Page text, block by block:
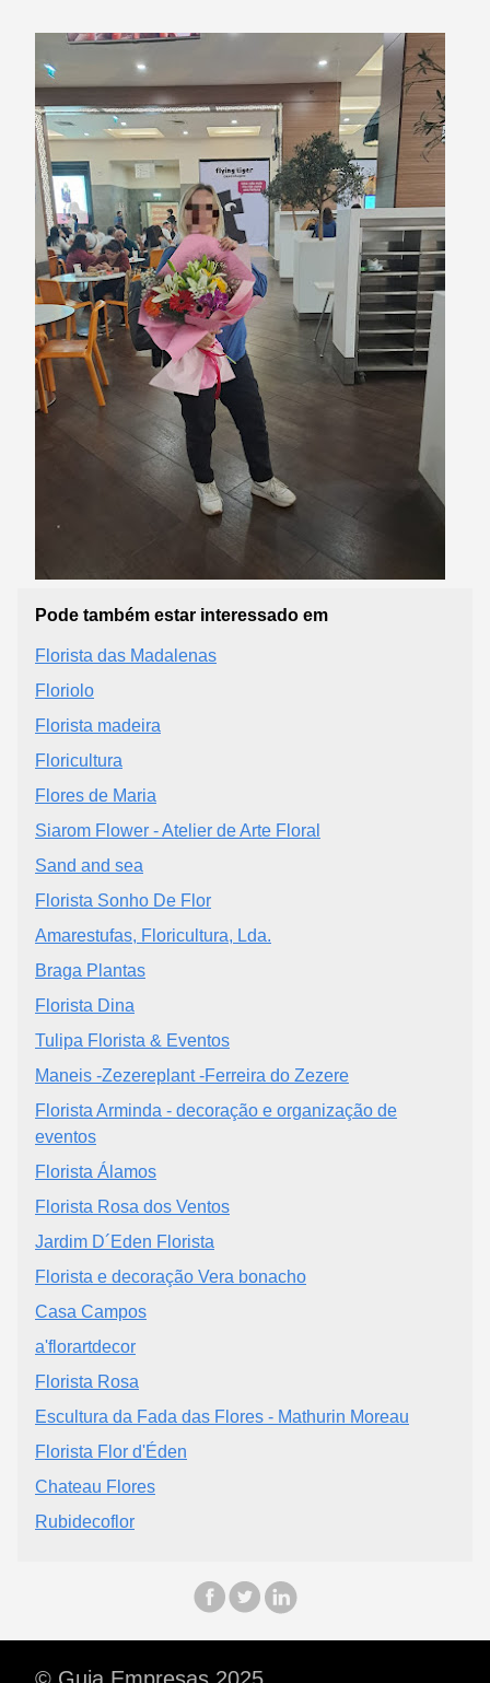
Pode também estar interessado em
Florista das Madalenas
Floriolo
Florista madeira
Floricultura
Flores de Maria
Siarom Flower - Atelier de Arte Floral
Sand and sea
Florista Sonho De Flor
Amarestufas, Floricultura, Lda.
Braga Plantas
Florista Dina
Tulipa Florista & Eventos
Maneis -Zezereplant -Ferreira do Zezere
Florista Arminda - decoração e organização de
eventos
Florista Álamos
Florista Rosa dos Ventos
Jardim D´Eden Florista
Florista e decoração Vera bonacho
Casa Campos
a'florartdecor
Florista Rosa
Escultura da Fada das Flores - Mathurin Moreau
Florista Flor d'Éden
Chateau Flores
Rubidecoflor